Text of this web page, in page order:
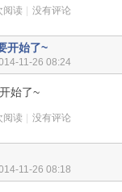
阅读 没有评论
开始了~
11-26 08:24
始了~
阅读 没有评论
11-26 08:18